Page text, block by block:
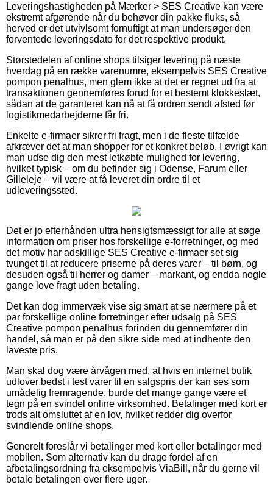
Leveringshastigheden på Mærker > SES Creative kan være
ekstremt afgørende når du behøver din pakke fluks, så
herved er det utvivlsomt fornuftigt at man undersøger den
forventede leveringsdato for det respektive produkt.
Størstedelen af online shops tilsiger levering på næste
hverdag på en række varenumre, eksempelvis SES Creative
pompon penalhus, men glem ikke at det er regnet ud fra at
transaktionen gennemføres forud for et bestemt klokkeslæt,
sådan at de garanteret kan nå at få ordren sendt afsted før
logistikmedarbejderne får fri.
Enkelte e-firmaer sikrer fri fragt, men i de fleste tilfælde
afkræver det at man shopper for et konkret beløb. I øvrigt kan
man udse dig den mest letkøbte mulighed for levering,
hvilket typisk – om du befinder sig i Odense, Farum eller
Gilleleje – vil være at få leveret din ordre til et
udleveringssted.
Det er jo efterhånden ultra hensigtsmæssigt for alle at søge
information om priser hos forskellige e-forretninger, og med
det motiv har adskillige SES Creative e-firmaer set sig
tvunget til at reducere priserne på deres varer – til børn, og
desuden også til herrer og damer – markant, og endda nogle
gange love fragt uden betaling.
Det kan dog immervæk vise sig smart at se nærmere på et
par forskellige online forretninger efter udsalg på SES
Creative pompon penalhus forinden du gennemfører din
handel, så man er på den sikre side med at indhente den
laveste pris.
Man skal dog være årvågen med, at hvis en internet butik
udlover bedst i test varer til en salgspris der kan ses som
umådelig fremragende, burde det mange gange være et
tegn på en svindel online virksomhed. Betalinger med kort er
trods alt omsluttet af en lov, hvilket redder dig overfor
svindlende online shops.
Generelt foreslår vi betalinger med kort eller betalinger med
mobilen. Som alternativ kan du drage fordel af en
afbetalingsordning fra eksempelvis ViaBill, når du gerne vil
betale betalingen over flere uger.